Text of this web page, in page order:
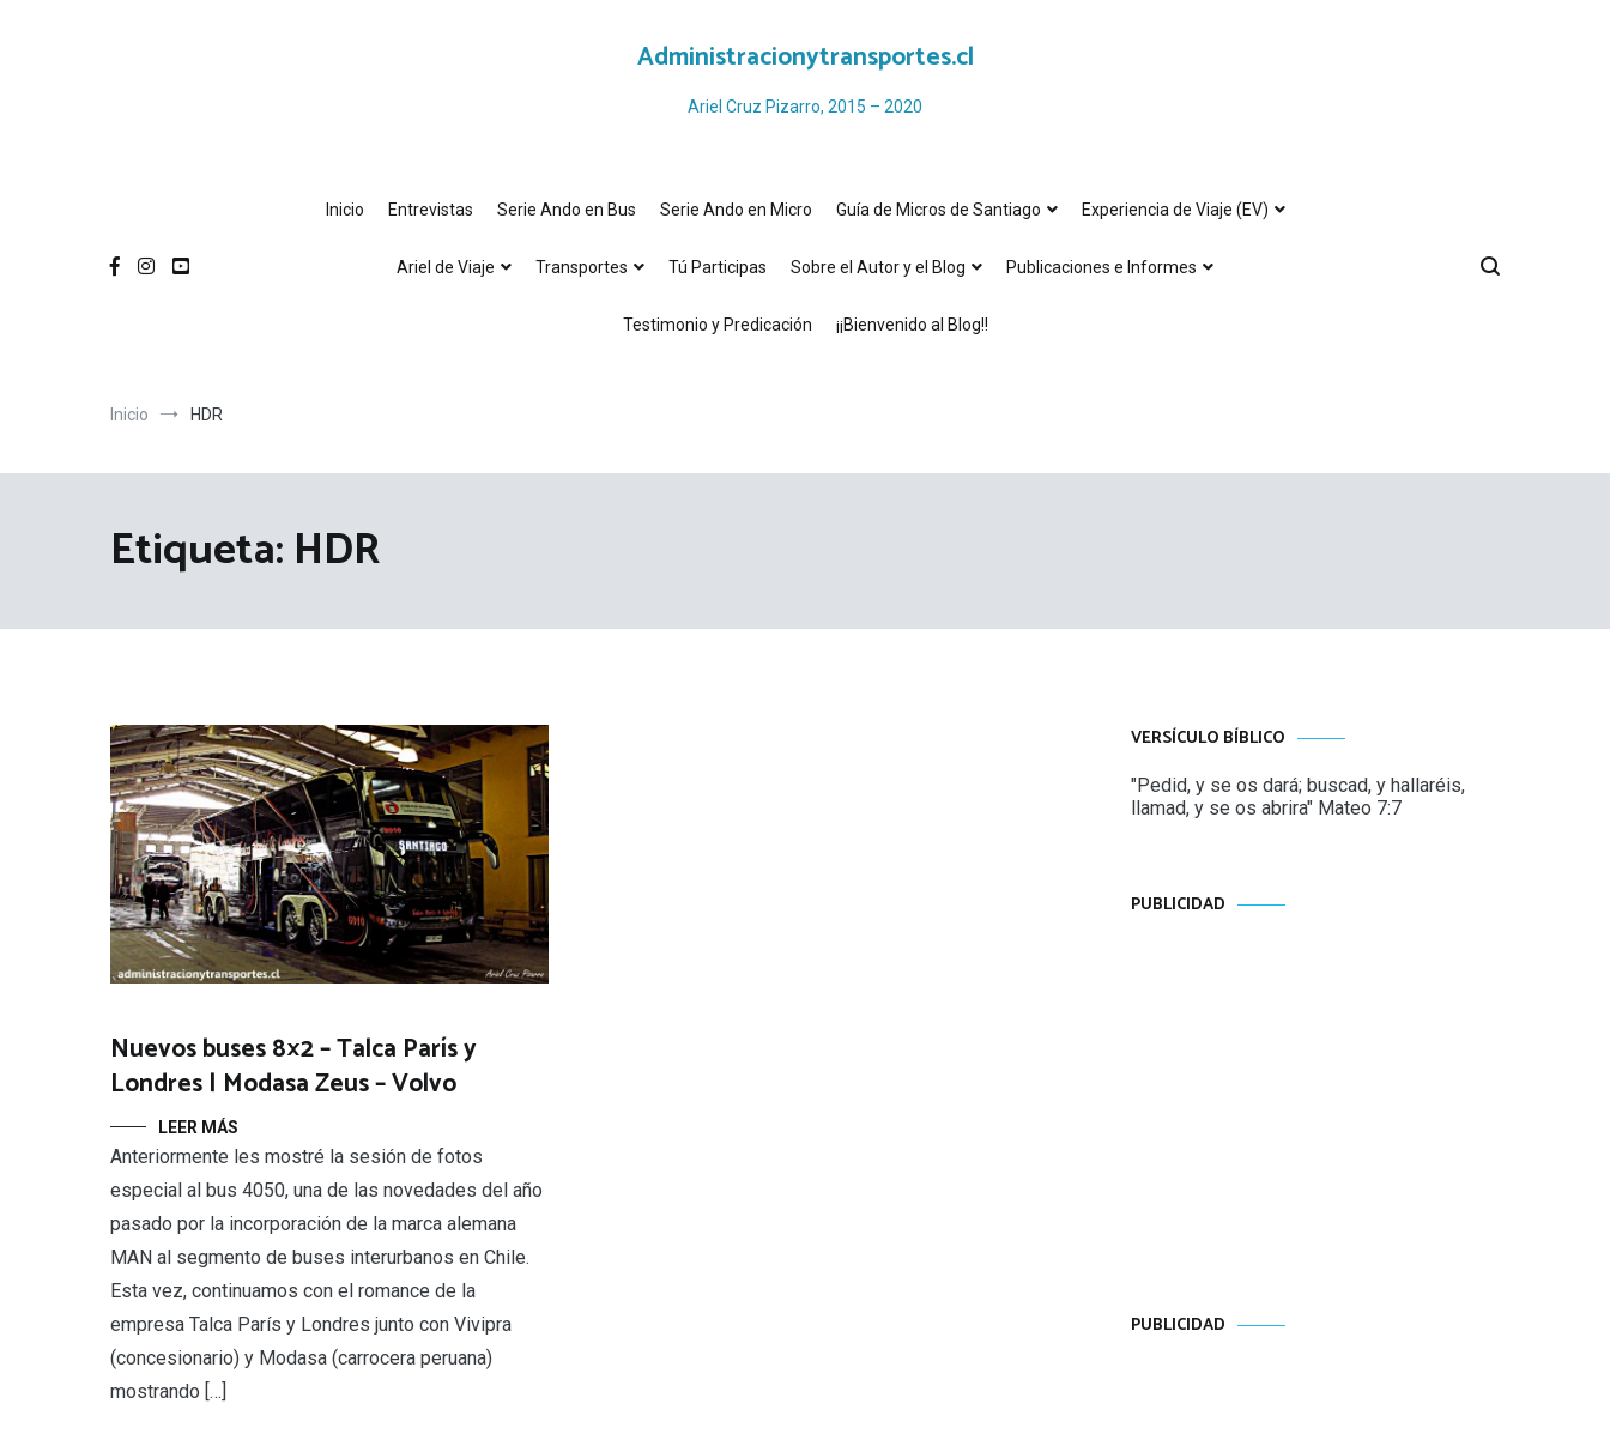
Administracionytransportes.cl
Ariel Cruz Pizarro, 2015 – 2020
Inicio Entrevistas Serie Ando en Bus Serie Ando en Micro Guía de Micros de Santiago Experiencia de Viaje (EV)
Ariel de Viaje Transportes Tú Participas Sobre el Autor y el Blog Publicaciones e Informes
Testimonio y Predicación ¡¡Bienvenido al Blog!!
Inicio HDR
Etiqueta: HDR
Nuevos buses 8×2 – Talca París y
Londres | Modasa Zeus – Volvo
LEER MÁS
Anteriormente les mostré la sesión de fotos
especial al bus 4050, una de las novedades del año
pasado por la incorporación de la marca alemana
MAN al segmento de buses interurbanos en Chile.
Esta vez, continuamos con el romance de la
empresa Talca París y Londres junto con Vivipra
(concesionario) y Modasa (carrocera peruana)
mostrando […]
VERSÍCULO BÍBLICO
"Pedid, y se os dará; buscad, y hallaréis,
llamad, y se os abrira" Mateo 7:7
PUBLICIDAD
PUBLICIDAD